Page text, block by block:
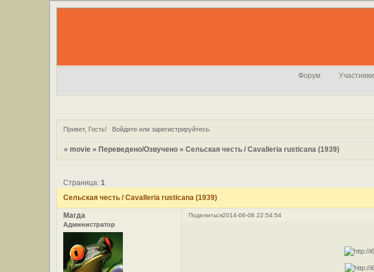
Форум Участники
Привет, Гость! Войдитеили зарегистрируйтесь.
»movie » Переведено/Озвучено »Сельская честь / Cavalleria rusticana (1939)
Сельская честь / Cavalleria rusticana (1939)
Страница:1
Поделиться2014-06-08 22:54:54
Магда
Администратор